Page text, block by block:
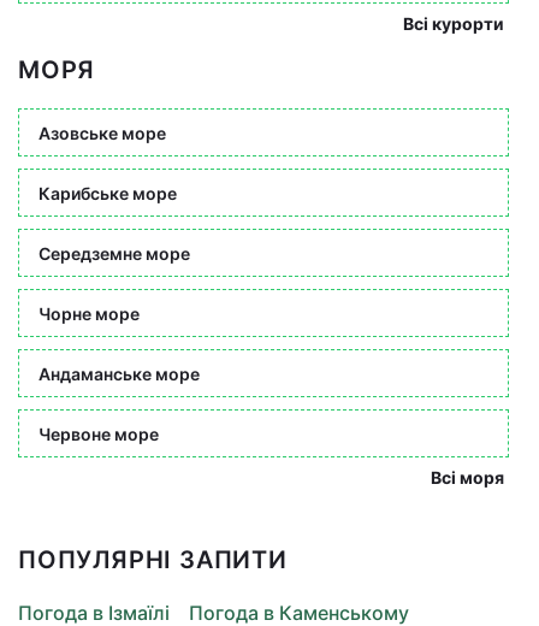
Всі курорти
МОРЯ
Азовське море
Карибське море
Середземне море
Чорне море
Андаманське море
Червоне море
Всі моря
ПОПУЛЯРНІ ЗАПИТИ
Погода в Ізмаїлі
Погода в Каменському